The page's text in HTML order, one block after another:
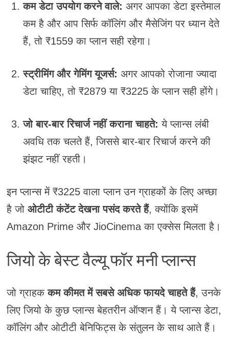
कम डेटा उपयोग करने वाले: अगर आपका डेटा इस्तेमाल
कम है और आप सिर्फ कॉलिंग और मैसेजिंग पर ध्यान देते
हैं, तो ₹1559 का प्लान सही रहेगा।
स्ट्रीमिंग और गेमिंग यूजर्स: अगर आपको रोजाना ज्यादा
डेटा चाहिए, तो ₹2879 या ₹3225 के प्लान सही होंगे।
जो बार-बार रिचार्ज नहीं कराना चाहते: ये प्लान्स लंबी
अवधि तक चलते हैं, जिससे बार-बार रिचार्ज करने की
झंझट नहीं रहती।
इन प्लान्स में ₹3225 वाला प्लान उन ग्राहकों के लिए अच्छा
है जो ओटीटी कंटेंट देखना पसंद करते हैं, क्योंकि इसमें
Amazon Prime और JioCinema का एक्सेस मिलता है।
जियो के बेस्ट वैल्यू फॉर मनी प्लान्स
जो ग्राहककम कीमत में सबसे अधिक फायदे चाहते हैं, उनके
लिए जियो के कुछ प्लान्स बेहतरीन ऑप्शन हैं। ये प्लान्स डेटा,
कॉलिंग और ओटीटी बेनिफिट्स के संतुलन के साथ आते हैं।